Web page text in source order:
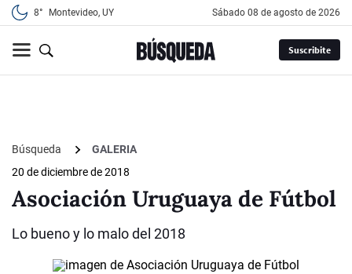
8° Montevideo, UY sábado 08 de agosto de 2026
Suscribite
Búsqueda
GALERIA
20 de diciembre de 2018
Asociación Uruguaya de Fútbol
Lo bueno y lo malo del 2018